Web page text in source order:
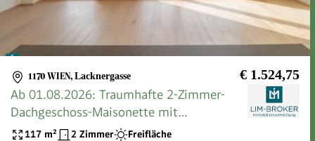
1170 WIEN, Lacknergasse € 1.524,75
Ab 01.08.2026: Traumhafte 2-Zimmer-
Dachgeschoss-Maisonette mit
großzügigen Terrassenflächen und
117 m² 2 Zimmer Freifläche